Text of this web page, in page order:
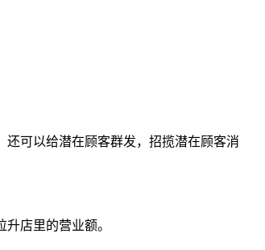
可以给潜在顾客群发，招揽潜在顾客消
店里的营业额。